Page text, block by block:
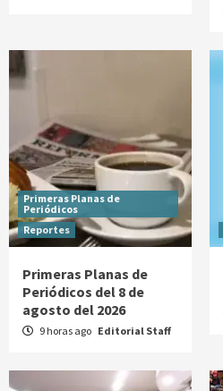
Primeras Planas de
Periódicos
Reportes
Primeras Planas de
Periódicos del 8 de
agosto del 2026
9 horas ago Editorial Staff